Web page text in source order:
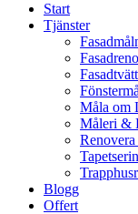
Start
Tjänster
Måla om
Måleri &
Blogg
Offert